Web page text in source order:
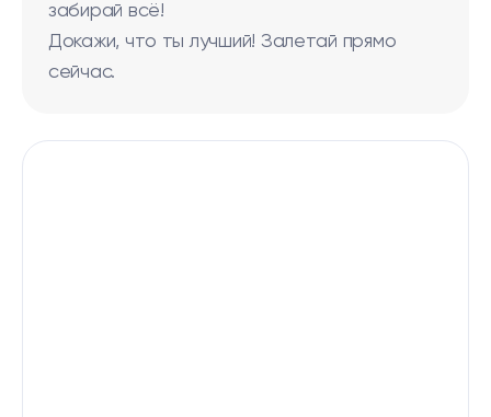
забирай всё!
Докажи, что ты лучший! Залетай прямо
сейчас.